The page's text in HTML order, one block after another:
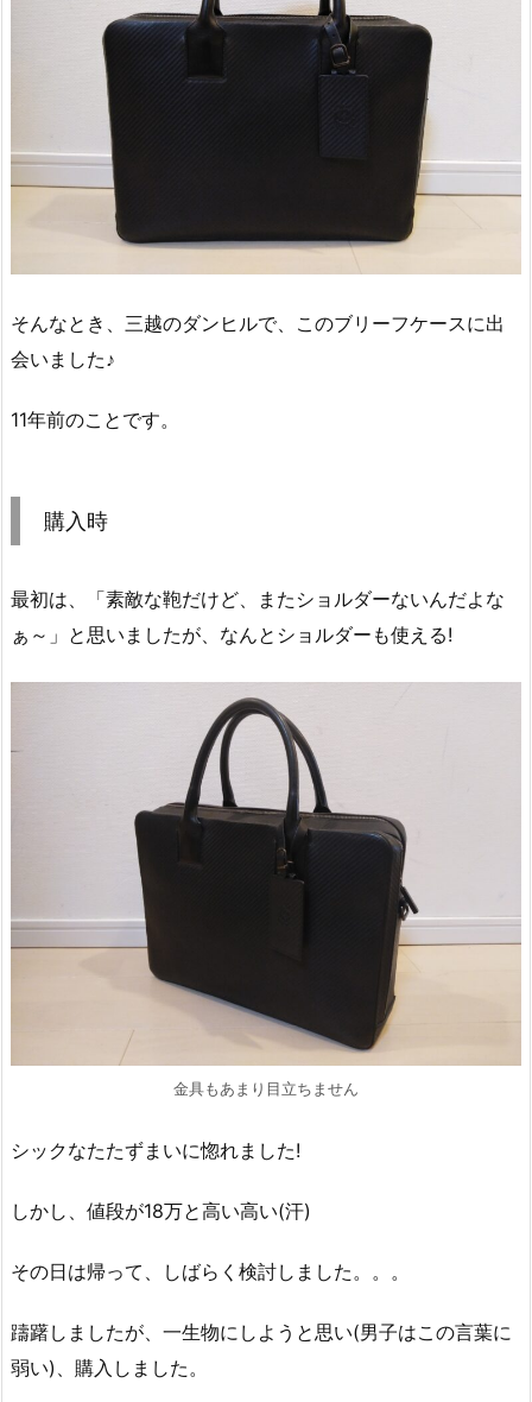
そんなとき、三越のダンヒルで、このブリーフケースに出
会いました♪
11年前のことです。
購入時
最初は、「素敵な鞄だけど、またショルダーないんだよな
ぁ～」と思いましたが、なんとショルダーも使える!
金具もあまり目立ちません
シックなたたずまいに惚れました!
しかし、値段が18万と高い高い(汗)
その日は帰って、しばらく検討しました。。。
躊躇しましたが、一生物にしようと思い(男子はこの言葉に
弱い)、購入しました。